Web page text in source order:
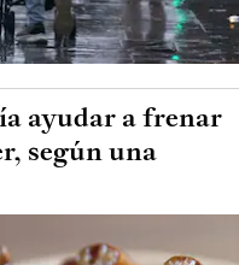
ayudar a frenar
según una